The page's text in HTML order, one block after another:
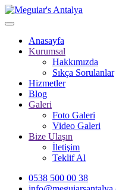
Anasayfa
Kurumsal
Hakkımızda
Sıkça Sorulanlar
Hizmetler
Blog
Galeri
Foto Galeri
Video Galeri
Bize Ulaşın
İletişim
Teklif Al
0538 500 00 38